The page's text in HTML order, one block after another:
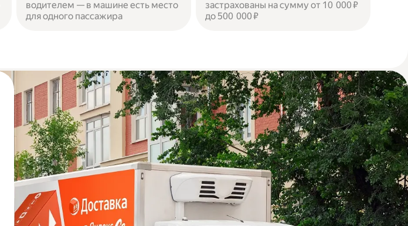
водителем — в машине есть место
для одного пассажира
застрахованы на сумму от 10 000 ₽
до 500 000 ₽